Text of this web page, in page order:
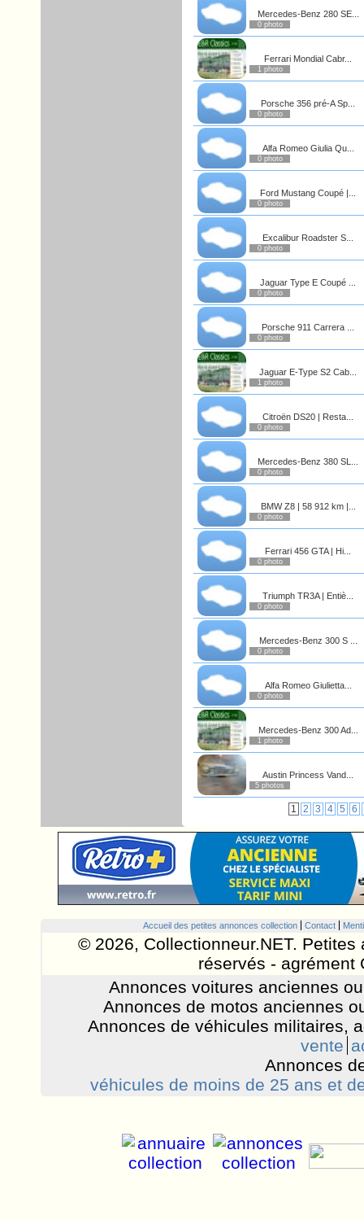
Mercedes-Benz 280 SE...
0 photo
Ferrari Mondial Cabr...
1 photo
Porsche 356 pré-A Sp...
0 photo
Alfa Romeo Giulia Qu...
0 photo
Ford Mustang Coupé |...
0 photo
Excalibur Roadster S...
0 photo
Jaguar Type E Coupé ...
0 photo
Porsche 911 Carrera ...
0 photo
Jaguar E-Type S2 Cab...
1 photo
Citroën DS20 | Resta...
0 photo
Mercedes-Benz 380 SL...
0 photo
BMW Z8 | 58 912 km |...
0 photo
Ferrari 456 GTA | Hi...
0 photo
Triumph TR3A | Entiè...
0 photo
Mercedes-Benz 300 S ...
0 photo
Alfa Romeo Giulietta...
0 photo
Mercedes-Benz 300 Ad...
1 photo
Austin Princess Vand...
5 photos
1 2 3 4 5 6
Accueil des petites annonces collection Contact
© 2026, Collectionneur.NET.
réservés - agrément
Annonces voitures anciennes
Annonces de motos anciennes
Annonces de véhicules militaires,
vente
Annonces
véhicules de moins de 25 ans et